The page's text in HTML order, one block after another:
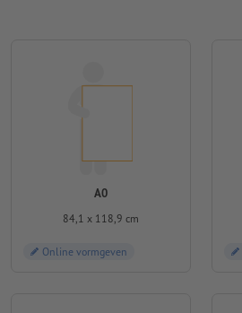
A0
84,1 x 118,9 cm
Online vormgeven